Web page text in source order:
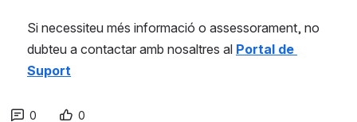
Si necessiteu més informació o assessorament, no
dubteu a contactar amb nosaltres al Portal de
Suport
0 0